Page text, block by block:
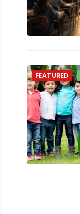
FEATURED